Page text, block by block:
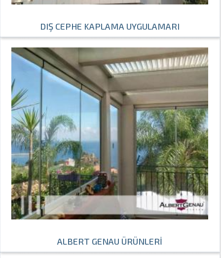
DIŞ CEPHE KAPLAMA UYGULAMARI
ALBERT GENAU ÜRÜNLERİ